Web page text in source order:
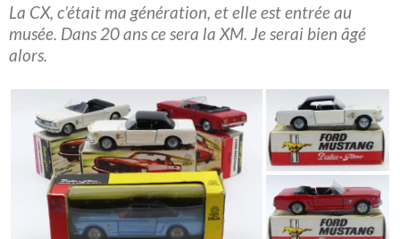
La CX, c’était ma génération, et elle est entrée au
musée. Dans 20 ans ce sera la XM. Je serai bien âgé
alors.